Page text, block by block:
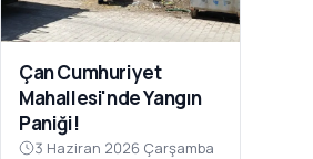
Çan Cumhuriyet
Mahallesi'nde Yangın
Paniği!
3 Haziran 2026 Çarşamba